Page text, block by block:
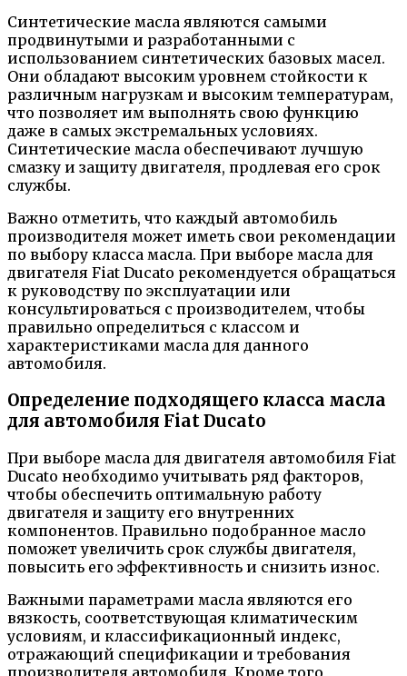
Синтетические масла являются самыми
продвинутыми и разработанными с
использованием синтетических базовых масел.
Они обладают высоким уровнем стойкости к
различным нагрузкам и высоким температурам,
что позволяет им выполнять свою функцию
даже в самых экстремальных условиях.
Синтетические масла обеспечивают лучшую
смазку и защиту двигателя, продлевая его срок
службы.
Важно отметить, что каждый автомобиль
производителя может иметь свои рекомендации
по выбору класса масла. При выборе масла для
двигателя Fiat Ducato рекомендуется обращаться
к руководству по эксплуатации или
консультироваться с производителем, чтобы
правильно определиться с классом и
характеристиками масла для данного
автомобиля.
Определение подходящего класса масла
для автомобиля Fiat Ducato
При выборе масла для двигателя автомобиля Fiat
Ducato необходимо учитывать ряд факторов,
чтобы обеспечить оптимальную работу
двигателя и защиту его внутренних
компонентов. Правильно подобранное масло
поможет увеличить срок службы двигателя,
повысить его эффективность и снизить износ.
Важными параметрами масла являются его
вязкость, соответствующая климатическим
условиям, и классификационный индекс,
отражающий спецификации и требования
производителя автомобиля. Кроме того,